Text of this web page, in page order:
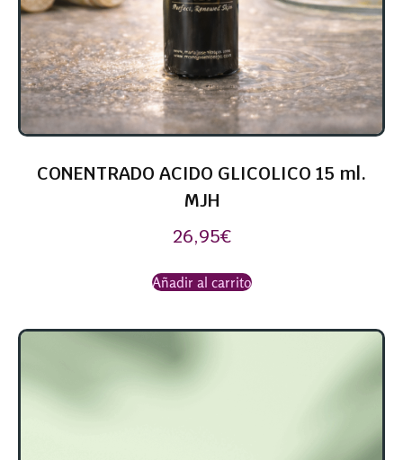
CONENTRADO ACIDO GLICOLICO 15 ml.
MJH
26,95€
Añadir al carrito